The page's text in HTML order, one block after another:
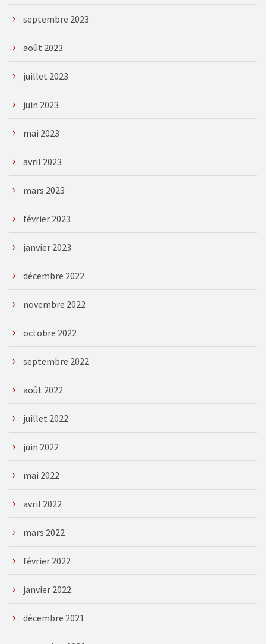
septembre 2023
août 2023
juillet 2023
juin 2023
mai 2023
avril 2023
mars 2023
février 2023
janvier 2023
décembre 2022
novembre 2022
octobre 2022
septembre 2022
août 2022
juillet 2022
juin 2022
mai 2022
avril 2022
mars 2022
février 2022
janvier 2022
décembre 2021